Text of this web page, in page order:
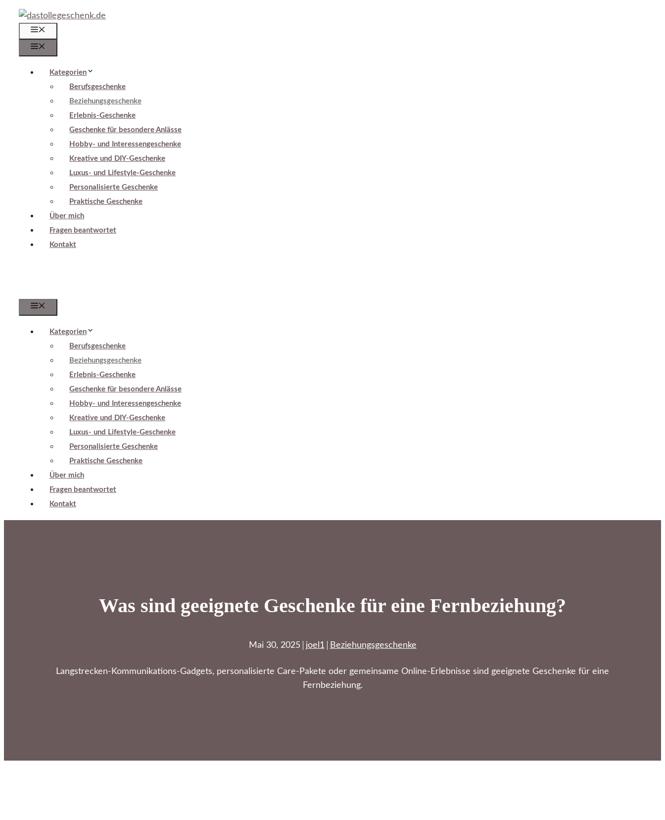
Zum
Inhalt
springen
Kategorien
Berufsgeschenke
Beziehungsgeschenke
Erlebnis-Geschenke
Geschenke für besondere Anlässe
Hobby- und Interessengeschenke
Kreative und DIY-Geschenke
Luxus- und Lifestyle-Geschenke
Personalisierte Geschenke
Praktische Geschenke
Über mich
Fragen beantwortet
Kontakt
Kategorien
Berufsgeschenke
Beziehungsgeschenke
Erlebnis-Geschenke
Geschenke für besondere Anlässe
Hobby- und Interessengeschenke
Kreative und DIY-Geschenke
Luxus- und Lifestyle-Geschenke
Personalisierte Geschenke
Praktische Geschenke
Über mich
Fragen beantwortet
Kontakt
Was sind geeignete Geschenke für eine Fernbeziehung?
Mai 30, 2025 joel1 Beziehungsgeschenke
Langstrecken-Kommunikations-Gadgets, personalisierte Care-Pakete oder gemeinsame Online-Erlebnisse sind geeignete Geschenke für eine
Fernbeziehung.